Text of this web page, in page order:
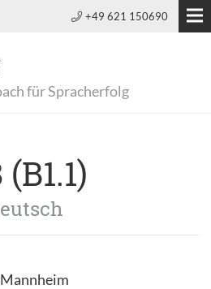
+49 621 150690
für Spracherfolg